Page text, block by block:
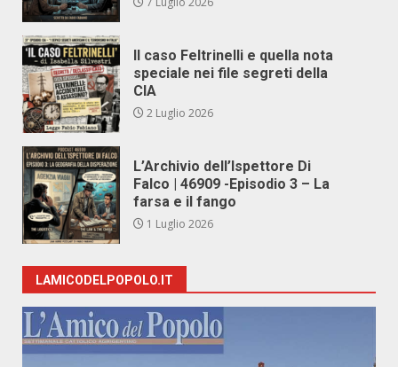
Il caso Feltrinelli e quella nota
speciale nei file segreti della
CIA
2 Luglio 2026
L’Archivio dell’Ispettore Di
Falco | 46909 -Episodio 3 – La
farsa e il fango
1 Luglio 2026
LAMICODELPOPOLO.IT